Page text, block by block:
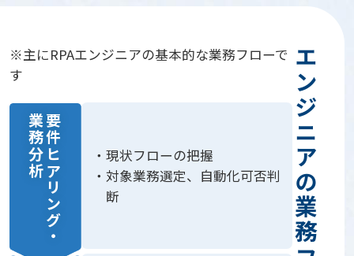
エンジニアの業務フロー
※主にRPAエンジニアの基本的な業務フローで
す
要件ヒアリング・
業務分析
現状フローの把握
対象業務選定、 自動化可否判
断